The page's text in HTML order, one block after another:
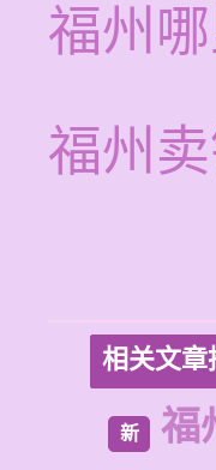
福州
福州
相关文章
新 福